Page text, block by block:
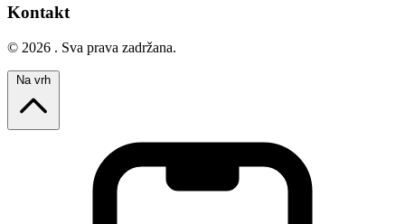
Kontakt
© 2026 . Sva prava zadržana.